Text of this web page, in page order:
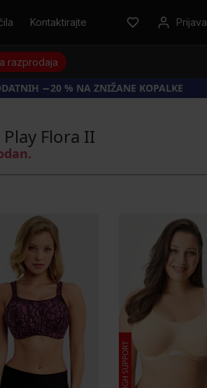
Kontaktirajte Prijava
razprodaja
−20 % NA ZNIŽANE KOPALKE
Flora II